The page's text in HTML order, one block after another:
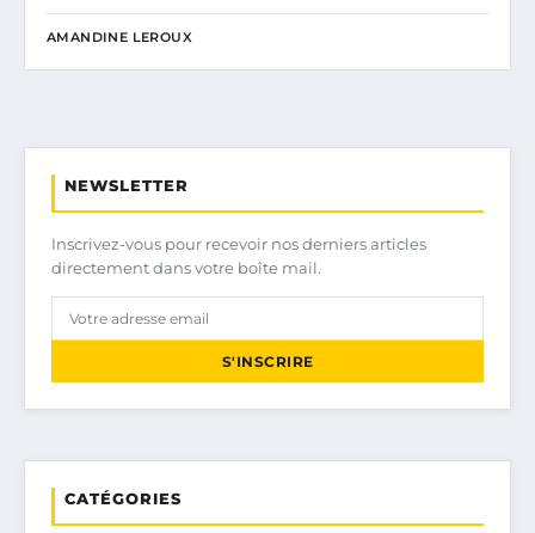
AMANDINE LEROUX
NEWSLETTER
Inscrivez-vous pour recevoir nos derniers articles
directement dans votre boîte mail.
S'INSCRIRE
CATÉGORIES